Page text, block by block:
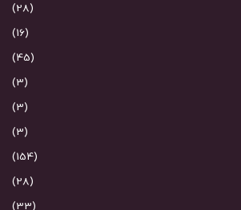
(28)
(16)
(45)
(3)
(3)
(3)
(154)
(28)
(33)